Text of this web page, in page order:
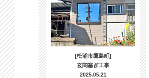
[松浦市鷹島町]
玄関塞ぎ工事
2025.05.21